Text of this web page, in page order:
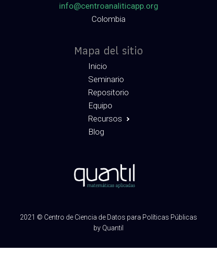
info@centroanaliticapp.org
Colombia
Mapa del sitio
Inicio
Seminario
Repositorio
Equipo
Recursos
Blog
2021 © Centro de Ciencia de Datos para Políticas Públicas
by Quantil